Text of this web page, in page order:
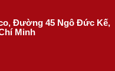
Đường 45 Ngô Đức Kế,
Minh